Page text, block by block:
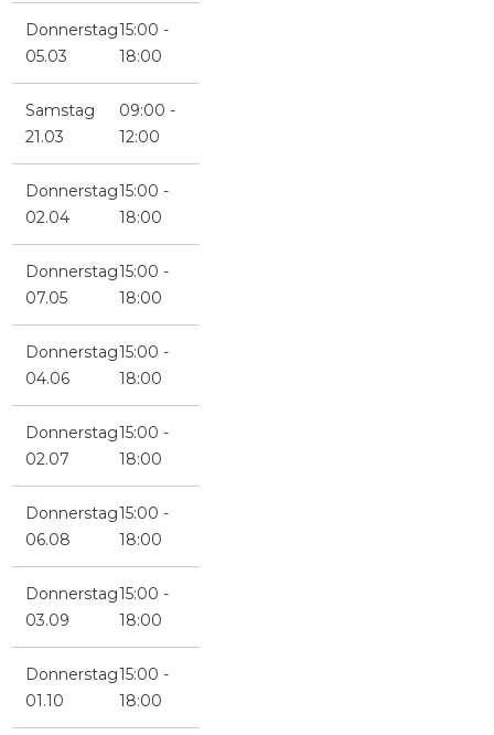
Donnerstag
05.03
15:00 -
18:00
Samstag
21.03
09:00 -
12:00
Donnerstag
02.04
15:00 -
18:00
Donnerstag
07.05
15:00 -
18:00
Donnerstag
04.06
15:00 -
18:00
Donnerstag
02.07
15:00 -
18:00
Donnerstag
06.08
15:00 -
18:00
Donnerstag
03.09
15:00 -
18:00
Donnerstag
01.10
15:00 -
18:00